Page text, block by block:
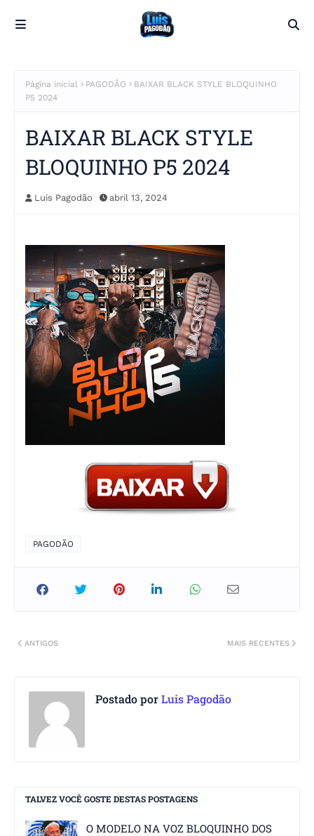
Página inicial PAGODÃO
BAIXAR BLACK STYLE BLOQUINHO
P5 2024
BAIXAR BLACK STYLE
BLOQUINHO P5 2024
Luis Pagodão abril 13, 2024
PAGODÃO
MAIS RECENTES
ANTIGOS
Postado porLuis Pagodão
TALVEZ VOCÊ GOSTE DESTAS POSTAGENS
O MODELO NA VOZ BLOQUINHO DOS